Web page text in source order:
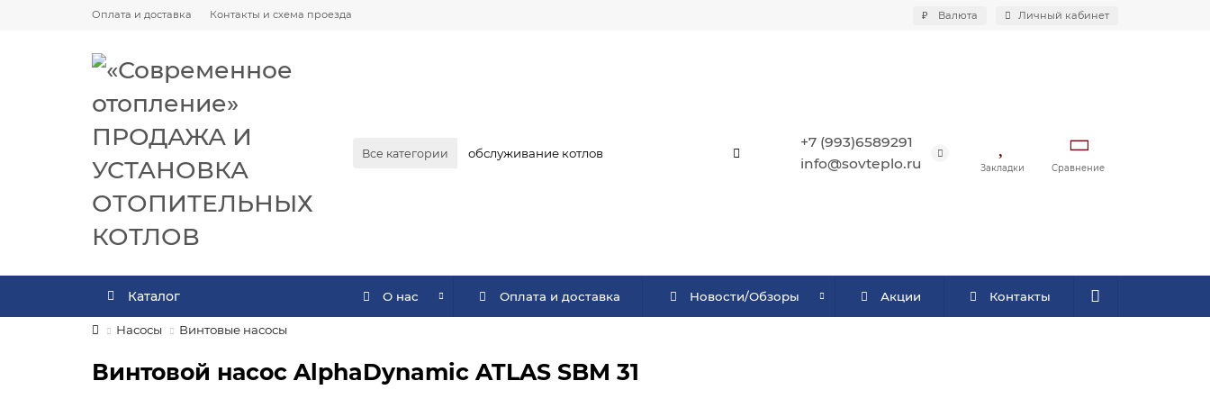
Оплата и доставка Контакты и схема проезда ₽ Валюта Личный кабинет
Все категории
+7 (993)6589291
info@sovteplo.ru
Закладки Сравнение
Каталог О нас Оплата и доставка Новости/Обзоры Акции Контакты
Насосы Винтовые насосы
Винтовой насос AlphaDynamic ATLAS SBM 31